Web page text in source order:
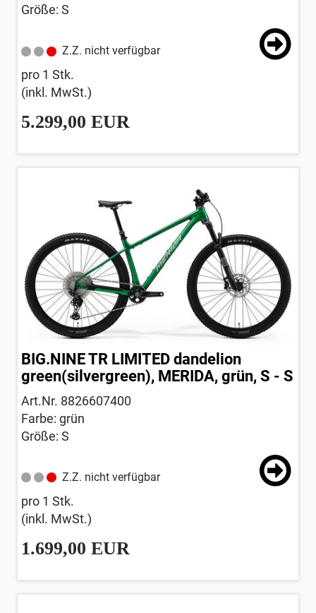
Größe: S
Z.Z. nicht verfügbar
pro 1 Stk.
(inkl. MwSt.)
5.299,00 EUR
BIG.NINE TR LIMITED dandelion
green(silvergreen), MERIDA, grün, S - S
Art.Nr. 8826607400
Farbe: grün
Größe: S
Z.Z. nicht verfügbar
pro 1 Stk.
(inkl. MwSt.)
1.699,00 EUR